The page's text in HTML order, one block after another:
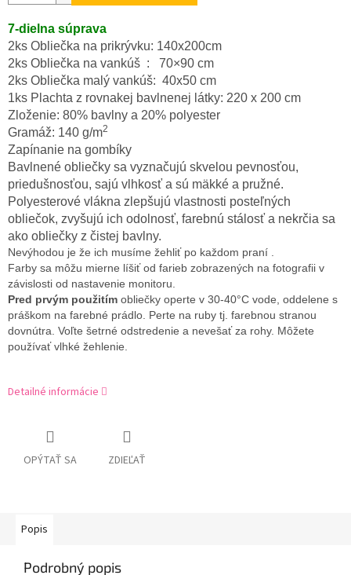
7-dielna súprava
2ks Obliečka na prikrývku: 140x200cm
2ks Obliečka na vankúš : 70×90 cm
2ks Obliečka malý vankúš: 40x50 cm
1ks Plachta z rovnakej bavlnenej látky: 220 x 200 cm
Zloženie: 80% bavlny a 20% polyester
Gramáž: 140 g/m2
Zapínanie na gombíky
Bavlnené obliečky sa vyznačujú skvelou pevnosťou,
priedušnosťou, sajú vlhkosť a sú mäkké a pružné.
Polyesterové vlákna zlepšujú vlastnosti posteľných
obliečok, zvyšujú ich odolnosť, farebnú stálosť a nekrčia sa
ako obliečky z čistej bavlny.
Nevýhodou je že ich musíme žehliť po každom praní .
Farby sa môžu mierne líšiť od farieb zobrazených na fotografii v
závislosti od nastavenie monitoru.
Pred prvým použitím obliečky operte v 30-40°C vode, oddelene s
práškom na farebné prádlo. Perte na ruby tj. farebnou stranou
dovnútra. Voľte šetrné odstredenie a nevešať za rohy. Môžete
používať vlhké žehlenie.
Detailné informácie
OPÝTAŤ SA ZDIEĽAŤ
Popis
Podrobný popis